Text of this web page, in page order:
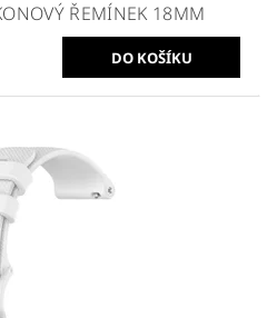
ŘEMÍNEK 18MM